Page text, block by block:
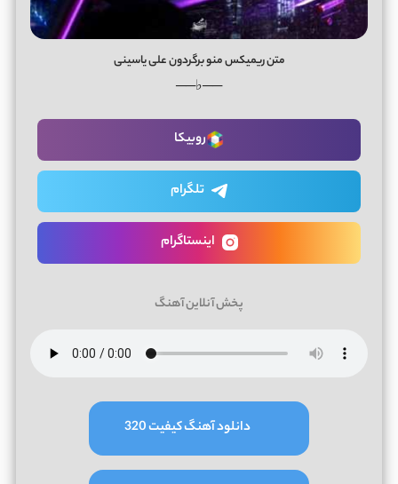
متن ریمیکس منو برگردون علی یاسینی
──♭──
روبیکا
تلگرام
اینستاگرام
پخش آنلاین آهنگ
دانلود آهنگ کیفیت 320